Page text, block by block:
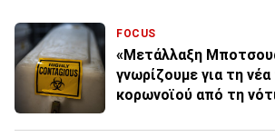
FOCUS
«Μετάλλαξη
γνωρίζουμε για τη
κορωνοϊού από τη